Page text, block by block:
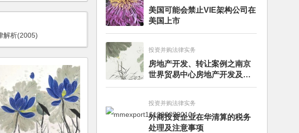
解析(2005)
美国可能会禁止VIE架构公司在
美国上市
投资并购法律实务
房地产开发、转让案例之南京
世界贸易中心房地产开发及股
权转让项目
投资并购法律实务
外商投资企业在华清算的税务
处理及注意事项